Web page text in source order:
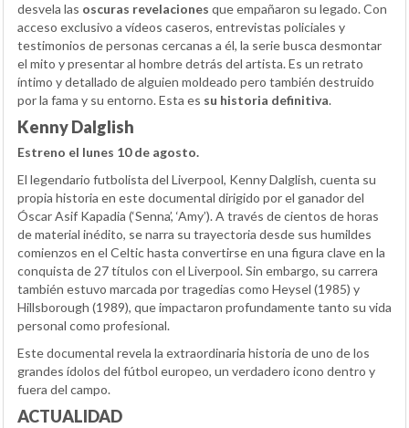
desvela las oscuras revelaciones que empañaron su legado. Con
acceso exclusivo a vídeos caseros, entrevistas policiales y
testimonios de personas cercanas a él, la serie busca desmontar
el mito y presentar al hombre detrás del artista. Es un retrato
íntimo y detallado de alguien moldeado pero también destruido
por la fama y su entorno. Esta es su historia definitiva.
Kenny Dalglish
Estreno el lunes 10 de agosto.
El legendario futbolista del Liverpool, Kenny Dalglish, cuenta su
propia historia en este documental dirigido por el ganador del
Óscar Asif Kapadia (‘Senna’, ‘Amy’). A través de cientos de horas
de material inédito, se narra su trayectoria desde sus humildes
comienzos en el Celtic hasta convertirse en una figura clave en la
conquista de 27 títulos con el Liverpool. Sin embargo, su carrera
también estuvo marcada por tragedias como Heysel (1985) y
Hillsborough (1989), que impactaron profundamente tanto su vida
personal como profesional.
Este documental revela la extraordinaria historia de uno de los
grandes ídolos del fútbol europeo, un verdadero icono dentro y
fuera del campo.
ACTUALIDAD